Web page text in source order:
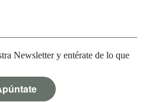
Newsletter y entérate de lo que